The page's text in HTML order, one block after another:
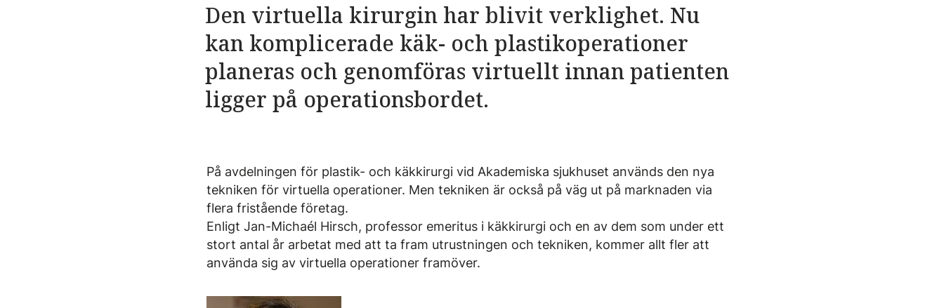
Den virtuella kirurgin har blivit verklighet. Nu
kan komplicerade käk- och plastikoperationer
planeras och genomföras virtuellt innan patienten
ligger på operationsbordet.
På avdelningen för plastik- och käkkirurgi vid Akademiska sjukhuset används den nya
tekniken för virtuella operationer. Men tekniken är också på väg ut på marknaden via
flera fristående företag.
Enligt Jan-Michaél Hirsch, professor emeritus i käkkirurgi och en av dem som under ett
stort antal år arbetat med att ta fram utrustningen och tekniken, kommer allt fler att
använda sig av virtuella operationer framöver.